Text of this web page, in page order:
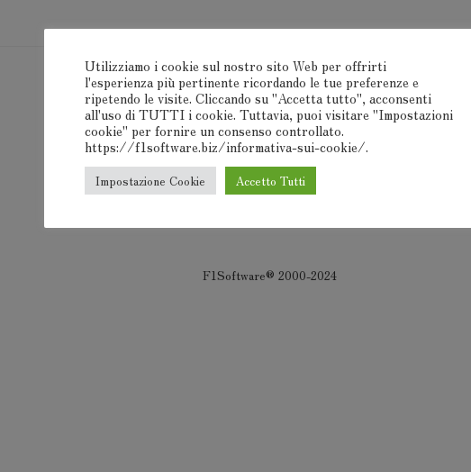
F1Software® 2000-2024
Utilizziamo i cookie sul nostro sito Web per offrirti
l'esperienza più pertinente ricordando le tue preferenze e
ripetendo le visite. Cliccando su "Accetta tutto", acconsenti
all'uso di TUTTI i cookie. Tuttavia, puoi visitare "Impostazioni
cookie" per fornire un consenso controllato.
https://f1software.biz/informativa-sui-cookie/.
Impostazione Cookie Accetto Tutti